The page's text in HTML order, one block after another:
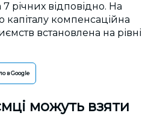
річних відповідно. На
капіталу компенсаційна
встановлена на рівні
в Google
можуть взяти